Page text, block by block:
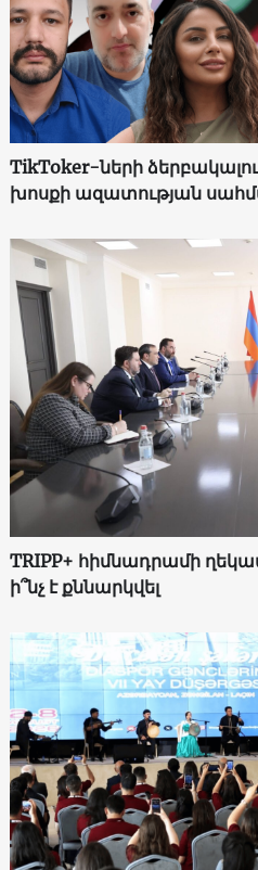
TikToker-ների
խոսքի ազատության
TRIPP+ հիմնադրամի
ի՞նչ է քննարկվել